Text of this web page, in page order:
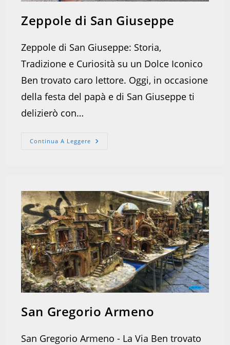
Zeppole di San Giuseppe
Zeppole di San Giuseppe: Storia,
Tradizione e Curiosità su un Dolce Iconico
Ben trovato caro lettore. Oggi, in occasione
della festa del papà e di San Giuseppe ti
delizierò con…
Continua A Leggere Zeppole
San Gregorio Armeno
San Gregorio Armeno - La Via Ben trovato